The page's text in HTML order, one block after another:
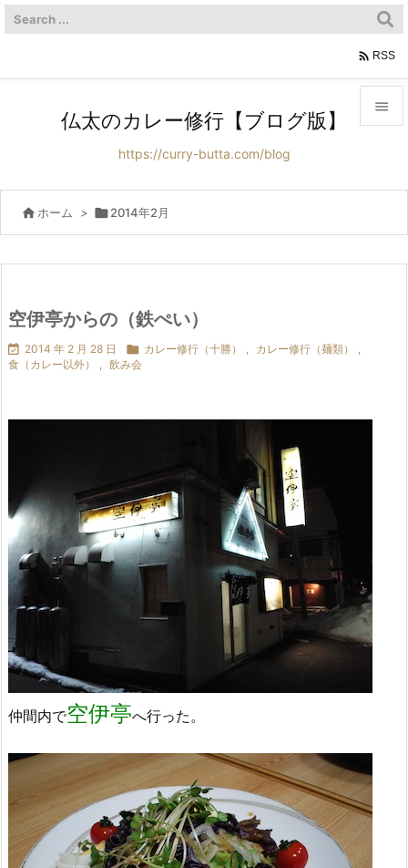



 RSS
仏太のカレー修行【ブログ版】
https://curry-butta.com/blog
 ホーム > 2014年2月
空伊亭からの（鉄ぺい）
 2014 年 2 月 28 日  カレー修行（十勝） , カレー修行（麺類）
,
食（カレー以外）
, 飲み会
仲間内で空伊亭へ行った。